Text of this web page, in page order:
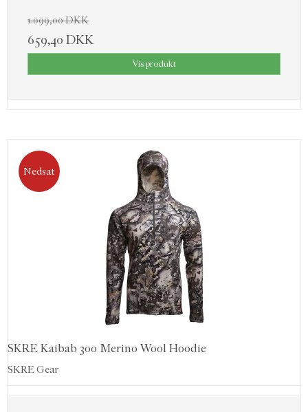
1.099,00 DKK
659,40 DKK
Vis produkt
Nedsat
SKRE Kaibab 300 Merino Wool Hoodie
SKRE Gear